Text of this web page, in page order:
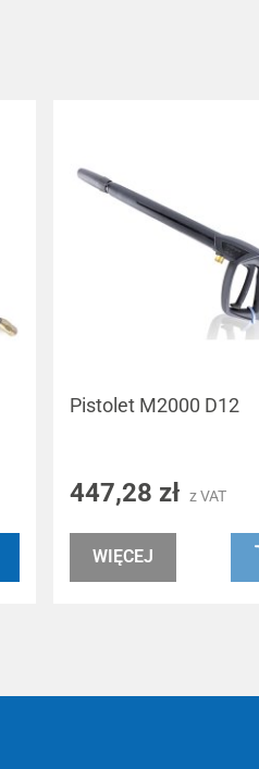
Pistolet M2000 D12
447,28 zł z VAT
WIĘCEJ